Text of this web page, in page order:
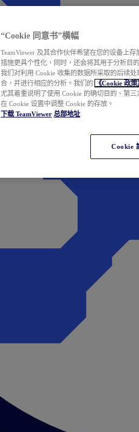
“Cookie 同意书”横幅
TeamViewer 及其合作伙伴希望在您的设备上
措施更具个性化，同时，还会将其用于分析目
我们对利用 Cookie 收集的数据所采取的后续
合，并进行相应的分析。我们的
《Cookie 政策
尤其着重说明了使用 Cookie 的确切目的、第
在 Cookie 设置中调整 Cookie 的存放。
下载 TeamViewer 总部地址
Cookie